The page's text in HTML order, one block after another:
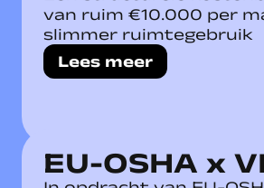
van ruim €10.000 per
slimmer ruimtegebruik
Lees meer
EU-OSHA x